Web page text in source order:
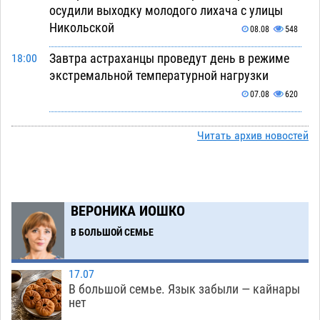
осудили выходку молодого лихача с улицы
Никольской
08.08 548
18:00
Завтра астраханцы проведут день в режиме
экстремальной температурной нагрузки
07.08 620
17:09
Астраханский котлован с мусором угрожает
плодородию Харабалинского района
коммунальную готовность астраханского
земельного массива для льготников
15:28
Тяга к сверхскоростям обошлась
астраханской логистической компании в 400
тысяч рублей
Читать архив новостей
ВЕРОНИКА ИОШКО
В БОЛЬШОЙ СЕМЬЕ
17.07
В большой семье. Язык забыли — кайнары
нет